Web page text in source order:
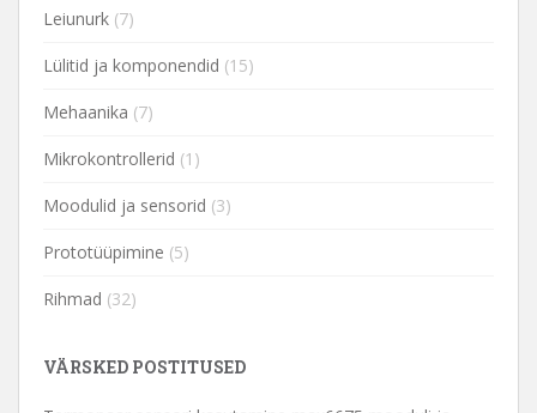
Leiunurk (7)
Lülitid ja komponendid (15)
Mehaanika (7)
Mikrokontrollerid (1)
Moodulid ja sensorid (3)
Prototüüpimine (5)
Rihmad (32)
VÄRSKED POSTITUSED